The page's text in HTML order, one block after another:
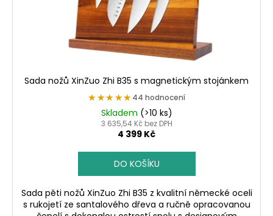
Sada nožů XinZuo Zhi B35 s magnetickým stojánkem
★★★★★
★★★★★ 44 hodnocení
Skladem (>10 ks)
3 635,54 Kč bez DPH
4 399 Kč
DO KOŠÍKU
Sada pěti nožů XinZuo Zhi B35 z kvalitní německé oceli
s rukojetí ze santalového dřeva a ručně opracovanou